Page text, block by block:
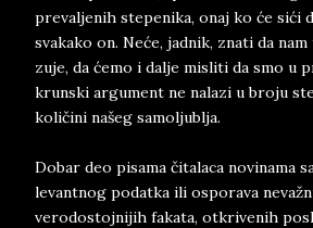
pre­val­je­nih ste­pe­ni­ka, onaj ko će sići
sva­ka­ko on. Neće, jad­nik, zna­ti da
zu­je, da ćemo i dal­je mi­sli­ti da smo u
krun­ski ar­gu­me­nt ne na­la­zi u bro­ju
količini na­š­eg sa­mol­ju­blja.
Do­bar ­de­o ­pi­sa­ma čita­la­ca­ no­vi­na­ma
le­vant­nog po­da­tka ili ospo­ra­va
ve­ro­do­stoj­ni­jih fa­ka­ta, ot­kri­ve­nih